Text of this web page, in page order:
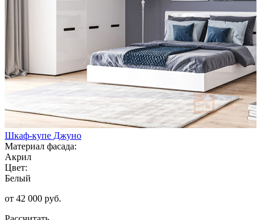
Шкаф-купе Джуно
Материал фасада:
Акрил
Цвет:
Белый
от 42 000 руб.